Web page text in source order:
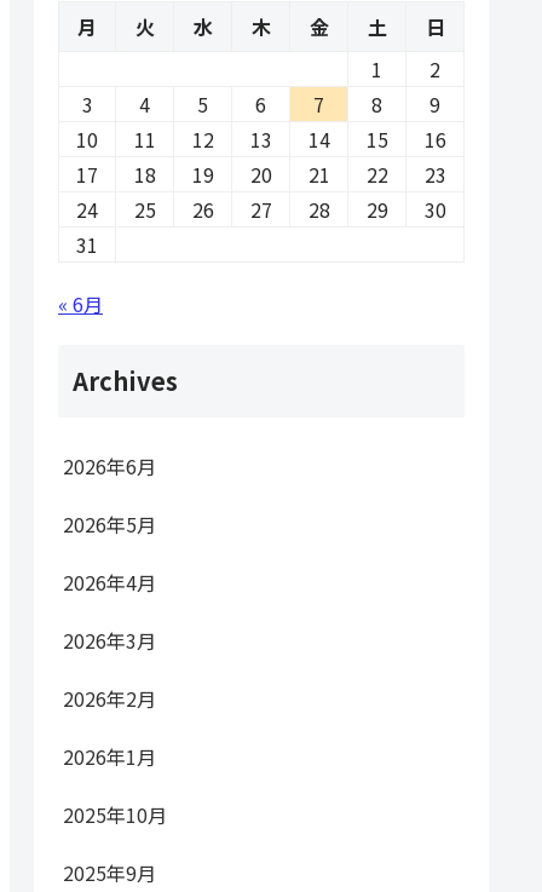
月
火 水 木 金 土
日
1
2
3
4 5 6 7 8
9
10
11 12 13 14 15
16
17
18 19 20 21 22
23
24
25 26 27 28 29
30
31
« 6月
Archives
2026年6月
2026年5月
2026年4月
2026年3月
2026年2月
2026年1月
2025年10月
2025年9月